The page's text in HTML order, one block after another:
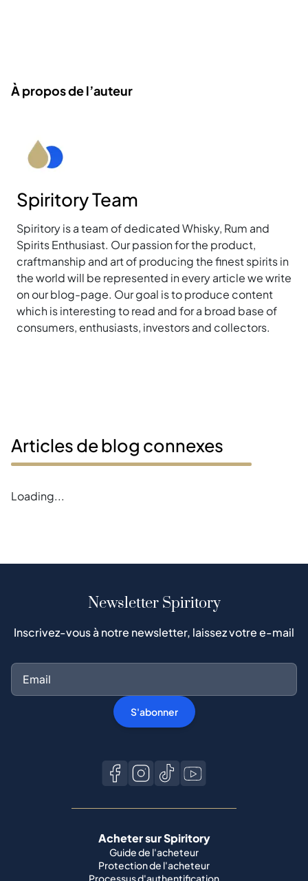
À propos de l’auteur
Spiritory Team
Spiritory is a team of dedicated Whisky, Rum and
Spirits Enthusiast. Our passion for the product,
craftmanship and art of producing the finest spirits in
the world will be represented in every article we write
on our blog-page. Our goal is to produce content
which is interesting to read and for a broad base of
consumers, enthusiasts, investors and collectors.
Articles de blog connexes
Loading...
Newsletter Spiritory
Inscrivez-vous à notre newsletter, laissez votre e-mail
S'abonner
Acheter sur Spiritory
Guide de l'acheteur
Protection de l'acheteur
Processus d'authentification